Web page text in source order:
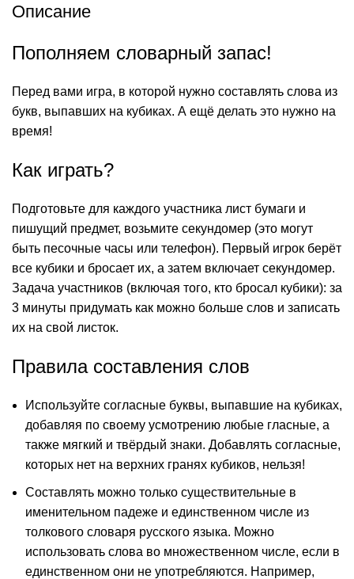
Описание
Пополняем словарный запас!
Перед вами игра, в которой нужно составлять слова из
букв, выпавших на кубиках. А ещё делать это нужно на
время!
Как играть?
Подготовьте для каждого участника лист бумаги и
пишущий предмет, возьмите секундомер (это могут
быть песочные часы или телефон). Первый игрок берёт
все кубики и бросает их, а затем включает секундомер.
Задача участников (включая того, кто бросал кубики): за
3 минуты придумать как можно больше слов и записать
их на свой листок.
Правила составления слов
Используйте согласные буквы, выпавшие на кубиках,
добавляя по своему усмотрению любые гласные, а
также мягкий и твёрдый знаки. Добавлять согласные,
которых нет на верхних гранях кубиков, нельзя!
Составлять можно только существительные в
именительном падеже и единственном числе из
толкового словаря русского языка. Можно
использовать слова во множественном числе, если в
единственном они не употребляются. Например,